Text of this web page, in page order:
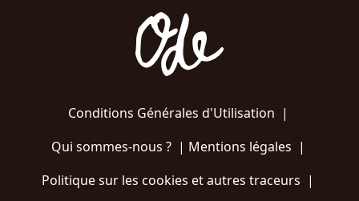
Conditions Générales d'Utilisation |
Qui sommes-nous ?| Mentions légales |
Politique sur les cookies et autres traceurs |